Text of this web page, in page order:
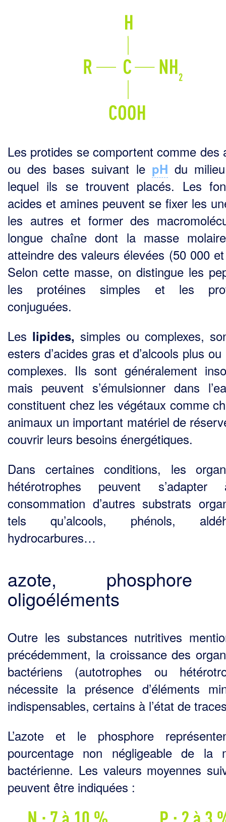
Les protides se comportent comme des
ou des bases suivant le pH du
lequel ils se trou­vent placés. Les
acides et amines peuvent se fixer les
les autres et former des
longue chaîne dont la masse
atteindre des valeurs élevées (50 000
Selon cette masse, on distingue les
les protéines simples et les
conjuguées.
Les lipides, simples ou complexes,
esters d’acides gras et d’alcools plus
complexes. Ils sont généralement
mais peuvent s’émulsionner dans
constituent chez les végétaux comme
animaux un important matériel de
couvrir leurs besoins énergétiques.
Dans certaines conditions, les
hétérotrophes peuvent
consommation d’autres substrats
tels qu’alcools, phénols,
hydrocarbures…
azote,
oligoéléments
Outre les substances nutritives
précédemment, la croissance des
bactériens (autotrophes ou
nécessite la présence d’éléments
indispensables, certains à l’état de
L’azote et le phosphore
pourcentage non négligeable de la
bactérienne. Les valeurs moyennes
peuvent être indiquées :